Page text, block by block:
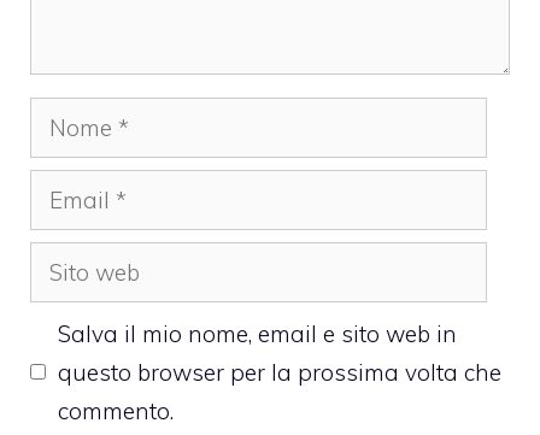
Nome
Email
Sito
web
Salva il mio nome, email e sito web in
questo browser per la prossima volta che
commento.